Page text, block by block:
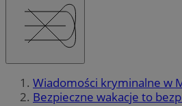
Wiadomości kryminalne w
Bezpieczne wakacje to